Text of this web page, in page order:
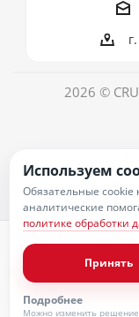
2026 ©
Согласие на
Публичная оферта
Пользовательское
Условия оплаты
Условия доставки
Используем
Обязательные cookie
аналитические
политике обработки
Принять
Подробнее
Можно изменить